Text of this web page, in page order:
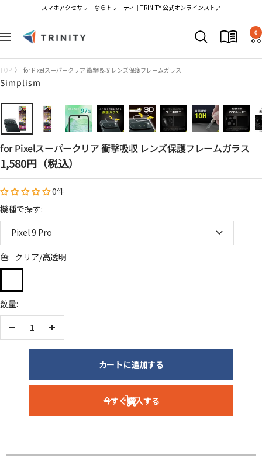
テ
ツ
へ
キ
ッ
プ
スマホアクセサリーならトリニティ│TRINITY 公式オンラインストア
ナ
ゲ
ー
ン
Trinity
0
TOP for Pixelスーパークリア 衝撃吸収 レンズ保護フレームガラス
Simplism
for Pixelスーパークリア 衝撃吸収 レンズ保護フレームガラス
セ
ー
ル
価
格
1,580円（税込）
0件
機種で探す:
Pixel 9 Pro
色: クリア/高透明
リ
ア/
高
数量:
数
量
カートに追加する
今すぐ購入する